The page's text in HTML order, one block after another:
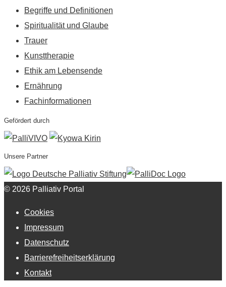
Begriffe und Definitionen
Spiritualität und Glaube
Trauer
Kunsttherapie
Ethik am Lebensende
Ernährung
Fachinformationen
Gefördert durch
Unsere Partner
© 2026 Palliativ Portal
Cookies
Impressum
Datenschutz
Barrierefreiheitserklärung
Kontakt